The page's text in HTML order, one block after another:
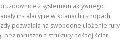
z systemem aktywnego
instalacyjne w ścianach i stropach.
pozwalała na swobodne ułożenie rury
bez naruszania struktury nośnej ścian